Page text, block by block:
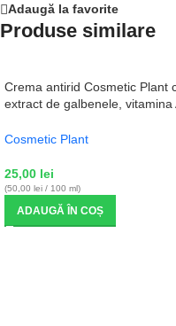
Adaugă la favorite
Produse similare
Crema antirid Cosmetic Plant
extract de galbenele, vitamina
Cosmetic Plant
25,00 lei
(50,00 lei / 100 ml)
ADAUGĂ ÎN COȘ